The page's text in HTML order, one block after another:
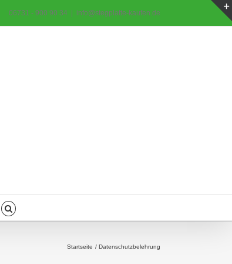
06731 - 900 90 34 info@stegplatte-kaufen.de
Startseite Datenschutzbelehrung